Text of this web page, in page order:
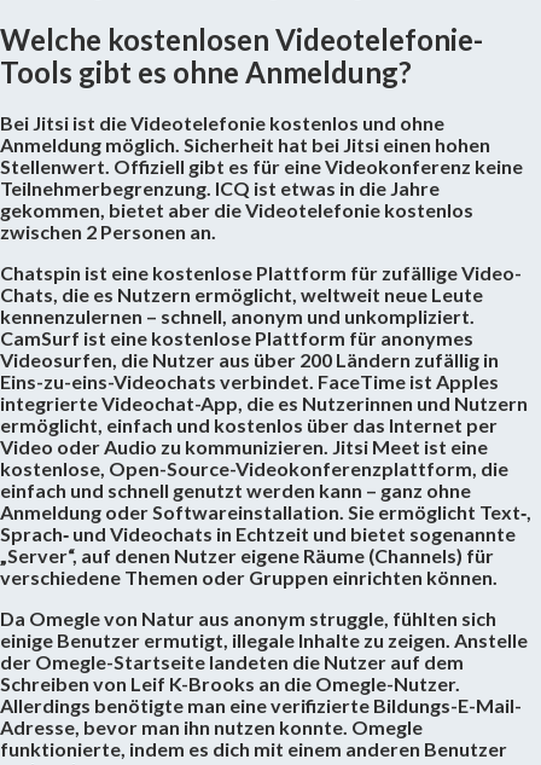
Welche kostenlosen Videotelefonie-
Tools gibt es ohne Anmeldung?
Bei Jitsi ist die Videotelefonie kostenlos und ohne
Anmeldung möglich. Sicherheit hat bei Jitsi einen hohen
Stellenwert. Offiziell gibt es für eine Videokonferenz keine
Teilnehmerbegrenzung. ICQ ist etwas in die Jahre
gekommen, bietet aber die Videotelefonie kostenlos
zwischen 2 Personen an.
Chatspin ist eine kostenlose Plattform für zufällige Video-
Chats, die es Nutzern ermöglicht, weltweit neue Leute
kennenzulernen – schnell, anonym und unkompliziert.
CamSurf ist eine kostenlose Plattform für anonymes
Videosurfen, die Nutzer aus über 200 Ländern zufällig in
Eins-zu-eins-Videochats verbindet. FaceTime ist Apples
integrierte Videochat-App, die es Nutzerinnen und Nutzern
ermöglicht, einfach und kostenlos über das Internet per
Video oder Audio zu kommunizieren. Jitsi Meet ist eine
kostenlose, Open-Source-Videokonferenzplattform, die
einfach und schnell genutzt werden kann – ganz ohne
Anmeldung oder Softwareinstallation. Sie ermöglicht Text‑,
Sprach‑ und Videochats in Echtzeit und bietet sogenannte
„Server“, auf denen Nutzer eigene Räume (Channels) für
verschiedene Themen oder Gruppen einrichten können.
Da Omegle von Natur aus anonym struggle, fühlten sich
einige Benutzer ermutigt, illegale Inhalte zu zeigen. Anstelle
der Omegle-Startseite landeten die Nutzer auf dem
Schreiben von Leif K-Brooks an die Omegle-Nutzer.
Allerdings benötigte man eine verifizierte Bildungs-E-Mail-
Adresse, bevor man ihn nutzen konnte. Omegle
funktionierte, indem es dich mit einem anderen Benutzer